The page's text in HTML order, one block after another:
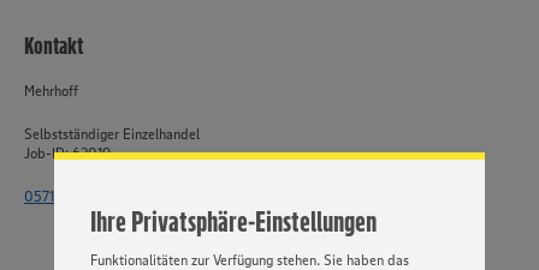
Ihre Privatsphäre-Einstellungen
Inhalte anzubieten. Ihre Einwilligung in die Nutzung von
Cookies und anderer Technologien ist freiwillig und kann
„EINSTELLUNGEN ÄNDERN”. Bitte beachten Sie, dass auf
Basis Ihrer Einstellungen ggf. nicht mehr alle
Funktionalitäten zur Verfügung stehen. Sie haben das
Kontakt
Mehrhoff
Selbstständiger Einzelhandel
Job-ID: 62019
0571 - 802 1663